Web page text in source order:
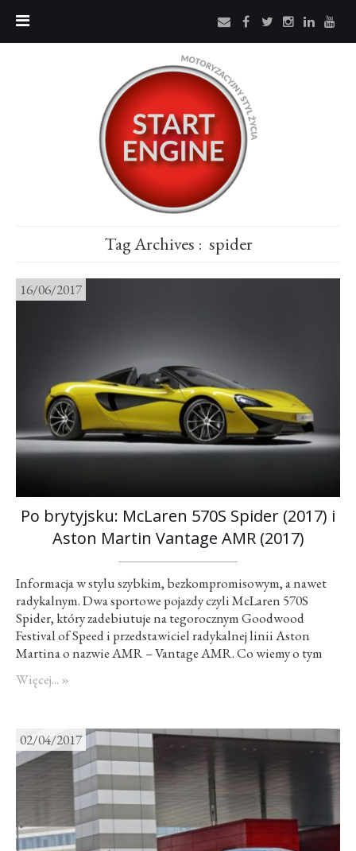
Tag Archives : spider
16/06/2017
Po brytyjsku: McLaren 570S Spider (2017) i
Aston Martin Vantage AMR (2017)
Informacja w stylu szybkim, bezkompromisowym, a nawet
radykalnym. Dwa sportowe pojazdy czyli McLaren 570S
Spider, który zadebiutuje na tegorocznym Goodwood
Festival of Speed i przedstawiciel radykalnej linii Aston
Martina o nazwie AMR – Vantage AMR. Co wiemy o tym
(prawdopodobnie), cięższy od coupe zaledwie o 46
Więcej... »
02/04/2017